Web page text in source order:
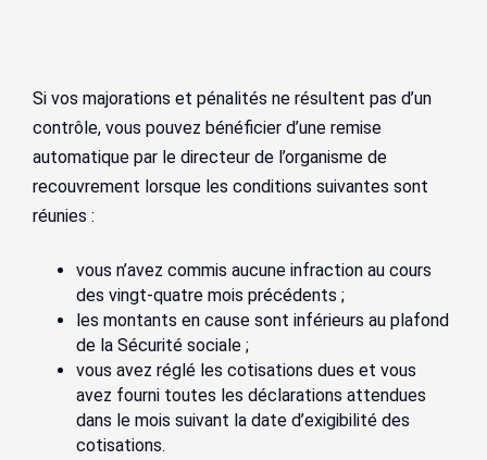
Si vos majorations et pénalités ne résultent pas d’un
contrôle, vous pouvez bénéficier d’une remise
automatique par le directeur de l’organisme de
recouvrement lorsque les conditions suivantes sont
réunies :
vous n’avez commis aucune infraction au cours
des vingt-quatre mois précédents ;
les montants en cause sont inférieurs au plafond
de la Sécurité sociale ;
vous avez réglé les cotisations dues et vous
avez fourni toutes les déclarations attendues
dans le mois suivant la date d’exigibilité des
cotisations.